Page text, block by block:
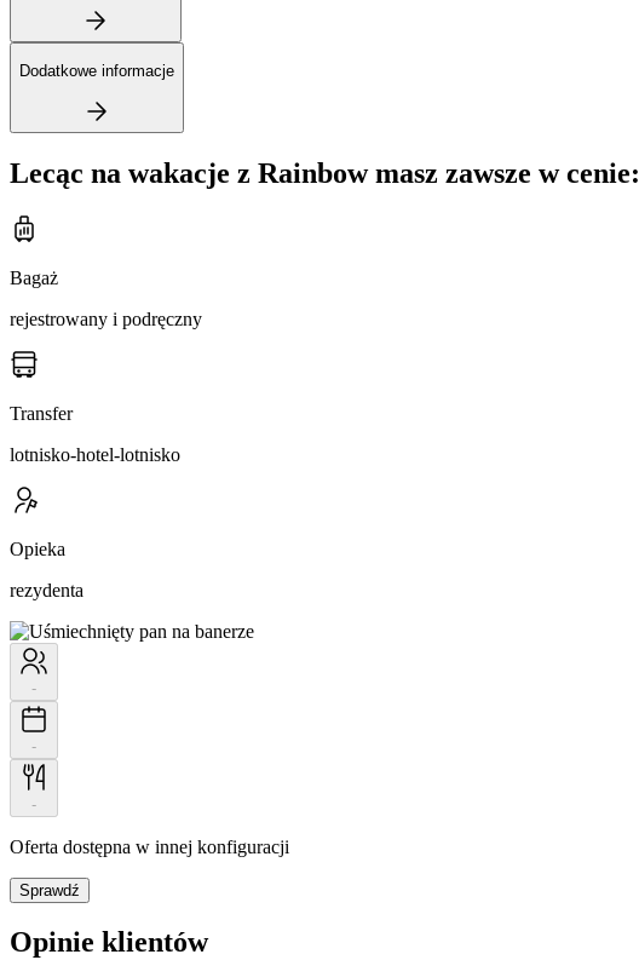
Dodatkowe informacje
Lecąc na wakacje z Rainbow masz zawsze w cenie:
Bagaż
rejestrowany i podręczny
Transfer
lotnisko-hotel-lotnisko
Opieka
rezydenta
-
-
-
Oferta dostępna w innej konfiguracji
Sprawdź
Opinie klientów